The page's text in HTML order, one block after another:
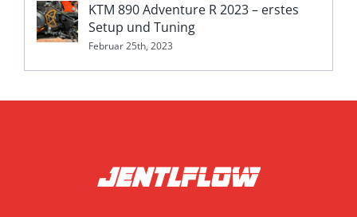
KTM 890 Adventure R 2023 – erstes
Setup und Tuning
Februar 25th, 2023